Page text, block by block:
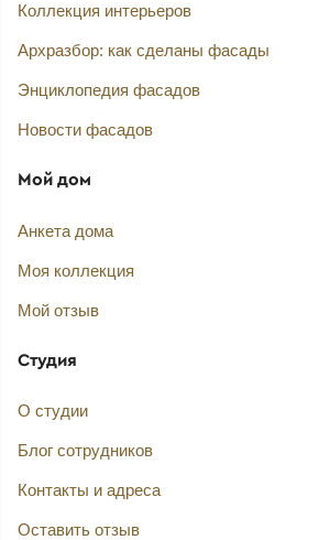
Коллекция интерьеров
Архразбор: как сделаны фасады
Энциклопедия фасадов
Новости фасадов
Мой дом
Анкета дома
Моя коллекция
Мой отзыв
Студия
О студии
Блог сотрудников
Контакты и адреса
Оставить отзыв